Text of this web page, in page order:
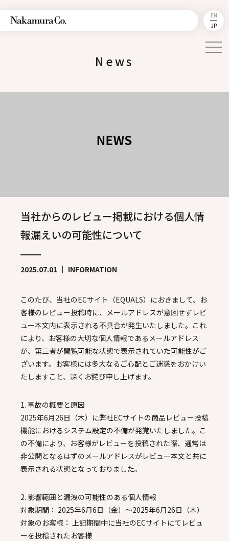
EN
JP
News
当社からのレビュー掲載における個人情
報漏えいの可能性について
2025.07.01 INFORMATION
このたび、当社のECサイト（EQUALS）におきまして、お
客様のレビュー投稿時に、メールアドレスが意図せずレビ
ュー本文内に表示される不具合が発生いたしました。これ
により、お客様の大切な個人情報であるメールアドレス
が、第三者が閲覧可能な状態で表示されていた可能性がご
ざいます。お客様には多大なるご心配とご迷惑をおかけい
たしますこと、深くお詫び申し上げます。
1. 事故の概要と原因
2025年6月26日（木）に弊社ECサイトの商品レビュー投稿
機能におけるシステム設定の不備が発覚いたしました。こ
の不備により、お客様がレビューを投稿された際、通常は
非公開となるはずのメールアドレスがレビュー本文と共に
表示される状態となっておりました。
2. 影響範囲と漏洩の可能性のある個人情報
対象期間： 2025年6月6日（金）～2025年6月26日（木）
対象のお客様： 上記期間中に当社のECサイトにてレビュ
ーを投稿されたお客様